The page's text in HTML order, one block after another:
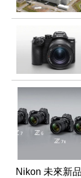
Nikon 未來新